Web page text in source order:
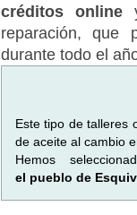
créditos online
reparación, que
durante todo el
Este tipo de talleres
de aceite al cambio
Hemos
el pueblo de